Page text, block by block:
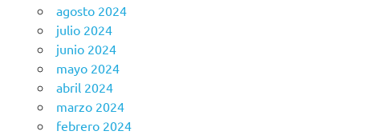
agosto 2024
julio 2024
junio 2024
mayo 2024
abril 2024
marzo 2024
febrero 2024